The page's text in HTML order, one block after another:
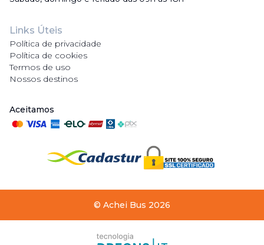
Links Úteis
Política de privacidade
Política de cookies
Termos de uso
Nossos destinos
Aceitamos
© Achei Bus 2026